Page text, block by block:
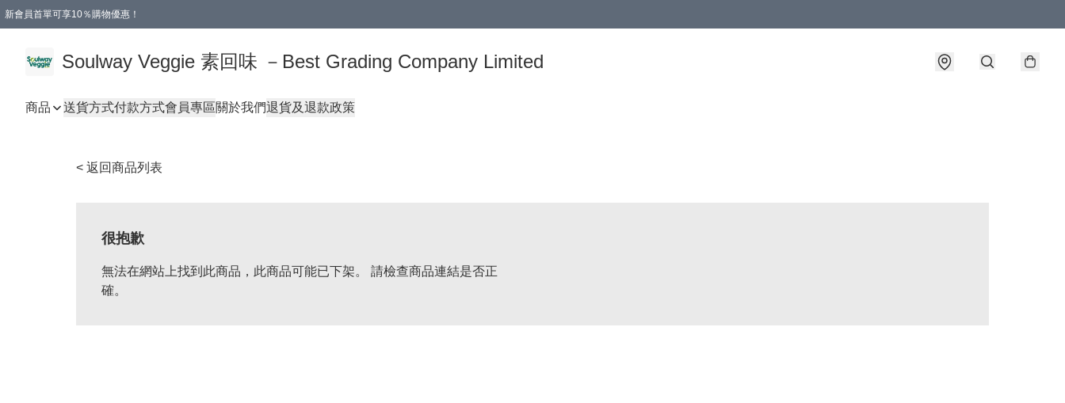
新會員首單可享10％購物優惠！
Soulway Veggie 素回味 －Best Grading Company Limited
商品 送貨方式付款方式會員專區關於我們退貨及退款政策
< 返回商品列表
很抱歉
無法在網站上找到此商品，此商品可能已下架。 請檢查商品連結是否正
確。